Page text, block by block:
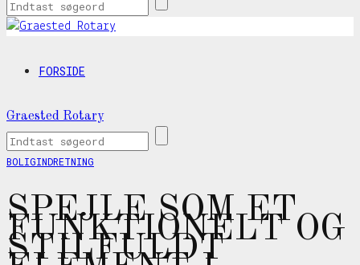
FORSIDE
Graested Rotary
BOLIGINDRETNING
SPEJLE SOM ET
FUNKTIONELT OG
STILFULDT